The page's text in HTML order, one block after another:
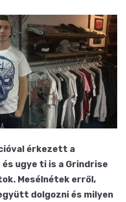
érkezett a
ugye ti is a Grindrise
Mesélnétek erről,
dolgozni és milyen